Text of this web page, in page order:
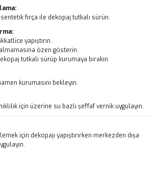
fırça ile dekopaj tutkalı sürün.
yapıştırın.
özen gösterin.
tutkalı sürüp kurumaya bırakın
kurumasını bekleyin.
için üzerine su bazlı şeffaf vernik uygulayın.
için dekopajı yapıştırırken merkezden dışa